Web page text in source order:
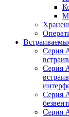
Серия
Серия
Серия
Серия